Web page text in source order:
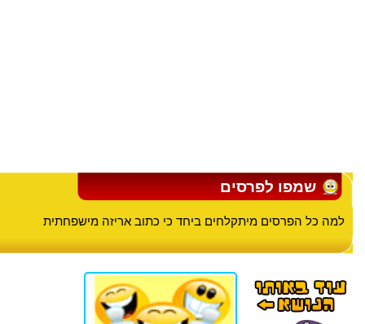
שמפו לפרסים
למה כל הפרסים מיתקלחים ביחד כי כתוב אריזה מישפחתית